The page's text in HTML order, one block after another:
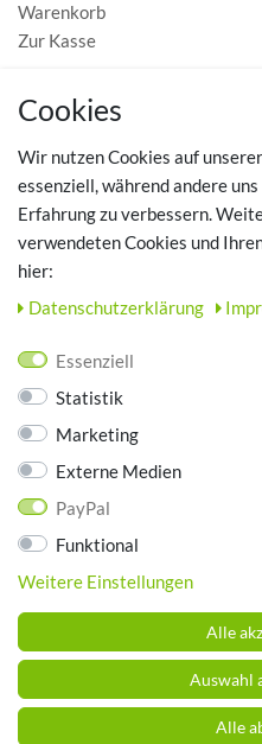
Warenkorb
Zur Kasse
MEIN KONTO
TOP SCHUHTHEMEN
Hausschuhe - Bequeme Schuhe
Datenschutz
AGB
Impressum
ZAHLUNGSARTEN
© Copyright 2026 Schuhhaus
Cookies
Wir nutzen Cookies auf
essenziell, während andere
Erfahrung zu verbessern.
verwendeten Cookies und
hier:
Daten­schutz­erklärung
Essenziell
Statistik
Marketing
Externe Medien
PayPal
Funktional
Weitere Einstellungen
Alle
Auswahl
Alle